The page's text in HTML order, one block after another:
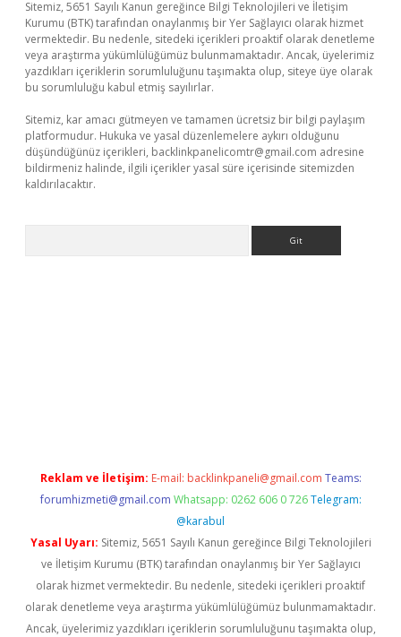
Sitemiz, 5651 Sayılı Kanun gereğince Bilgi Teknolojileri ve İletişim
Kurumu (BTK) tarafından onaylanmış bir Yer Sağlayıcı olarak hizmet
vermektedir. Bu nedenle, sitedeki içerikleri proaktif olarak denetleme
veya araştırma yükümlülüğümüz bulunmamaktadır. Ancak, üyelerimiz
yazdıkları içeriklerin sorumluluğunu taşımakta olup, siteye üye olarak
bu sorumluluğu kabul etmiş sayılırlar.
Sitemiz, kar amacı gütmeyen ve tamamen ücretsiz bir bilgi paylaşım
platformudur. Hukuka ve yasal düzenlemelere aykırı olduğunu
düşündüğünüz içerikleri, backlinkpanelicomtr@gmail.com adresine
bildirmeniz halinde, ilgili içerikler yasal süre içerisinde sitemizden
kaldırılacaktır.
Reklam ve İletişim: E-mail: backlinkpaneli@gmail.com Teams:
forumhizmeti@gmail.com Whatsapp: 0262 606 0 726 Telegram:
@karabul
Yasal Uyarı: Sitemiz, 5651 Sayılı Kanun gereğince Bilgi Teknolojileri
ve İletişim Kurumu (BTK) tarafından onaylanmış bir Yer Sağlayıcı
olarak hizmet vermektedir. Bu nedenle, sitedeki içerikleri proaktif
olarak denetleme veya araştırma yükümlülüğümüz bulunmamaktadır.
Ancak, üyelerimiz yazdıkları içeriklerin sorumluluğunu taşımakta olup,